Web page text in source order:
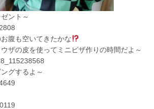
ント～
腹も空いてきたかな
ザの皮を使ってミニピザ作りの時間だよ～
グするよ～